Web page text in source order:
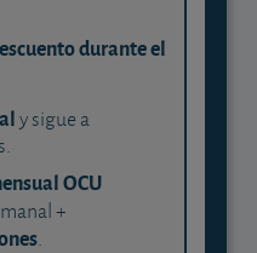
durante el
y sigue a
OCU
+
.